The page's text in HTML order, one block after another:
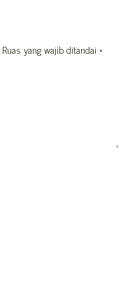
Ruas yang wajib ditandai *